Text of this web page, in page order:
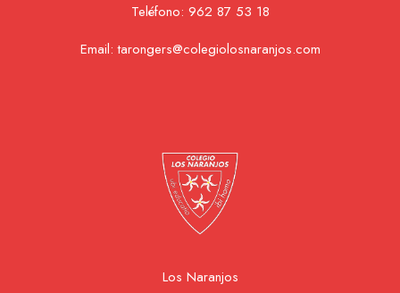
Teléfono: 962 87 53 18
Email:tarongers@colegiolosnaranjos.com
Los Naranjos